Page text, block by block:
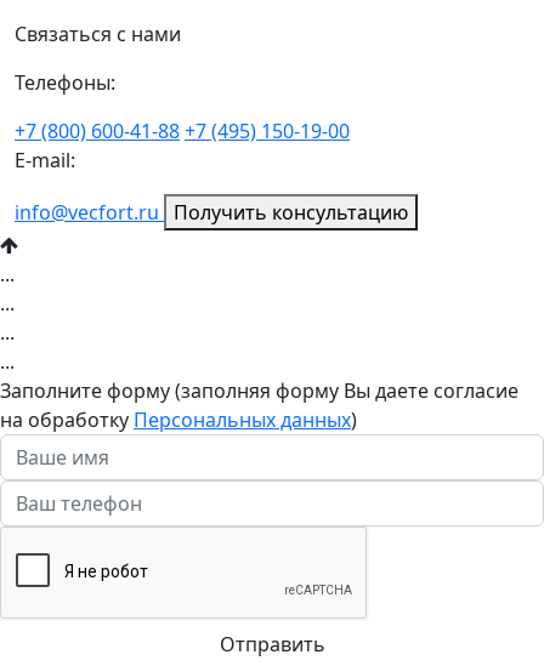
Связаться с нами
Телефоны:
+7 (800) 600-41-88+7 (495) 150-19-00
E-mail:
info@vecfort.ru
Получить консультацию
...
...
...
...
Заполните форму (заполняя форму Вы даете согласие
на обработку Персональных данных)
Отправить